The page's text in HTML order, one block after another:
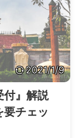
2021/1/9
付』解説
チェッ